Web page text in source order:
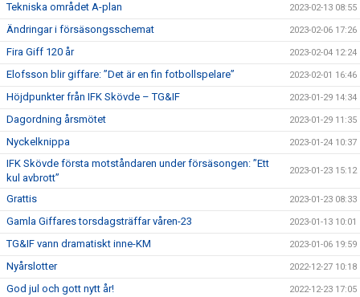
Tekniska området A-plan 2023-02-13 08:55
Ändringar i försäsongsschemat 2023-02-06 17:26
Fira Giff 120 år 2023-02-04 12:24
Elofsson blir giffare: ”Det är en fin fotbollspelare” 2023-02-01 16:46
Höjdpunkter från IFK Skövde – TG&IF 2023-01-29 14:34
Dagordning årsmötet 2023-01-29 11:35
Nyckelknippa 2023-01-24 10:37
IFK Skövde första motståndaren under försäsongen: ”Ett
kul avbrott”
2023-01-23 15:12
Grattis 2023-01-23 08:33
Gamla Giffares torsdagsträffar våren-23 2023-01-13 10:01
TG&IF vann dramatiskt inne-KM 2023-01-06 19:59
Nyårslotter 2022-12-27 10:18
God jul och gott nytt år! 2022-12-23 17:05